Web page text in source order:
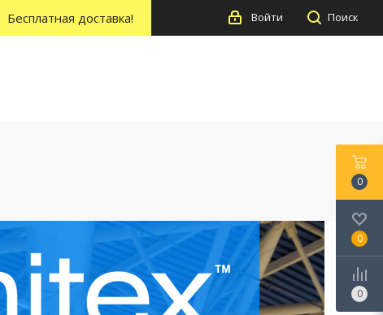
Бесплатная доставка! Поиск
Войти
0
0
0